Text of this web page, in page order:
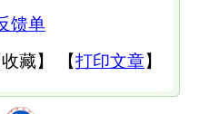
馈单
收藏】 【打印文章】